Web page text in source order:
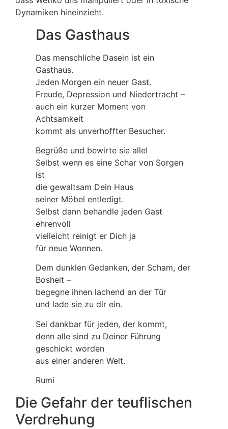
Dynamiken hineinzieht.
Das Gasthaus
Das menschliche Dasein ist ein
Gasthaus.
Jeden Morgen ein neuer Gast.
Freude, Depression und Niedertracht –
auch ein kurzer Moment von
Achtsamkeit
kommt als unverhoffter Besucher.
Begrüße und bewirte sie alle!
Selbst wenn es eine Schar von Sorgen
ist
die gewaltsam Dein Haus
seiner Möbel entledigt.
Selbst dann behandle jeden Gast
ehrenvoll
vielleicht reinigt er Dich ja
für neue Wonnen.
Dem dunklen Gedanken, der Scham, der
Bosheit –
begegne ihnen lachend an der Tür
und lade sie zu dir ein.
Sei dankbar für jeden, der kommt,
denn alle sind zu Deiner Führung
geschickt worden
aus einer anderen Welt.
Rumi
Die Gefahr der teuflischen
Verdrehung